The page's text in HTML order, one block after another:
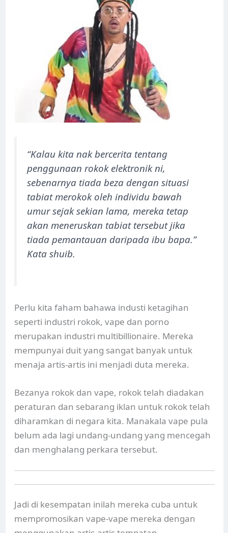
“Kalau kita nak bercerita tentang
penggunaan rokok elektronik ni,
sebenarnya tiada beza dengan situasi
tabiat merokok oleh individu bawah
umur sejak sekian lama, mereka tetap
akan meneruskan tabiat tersebut jika
tiada pemantauan daripada ibu bapa.”
Kata shuib.
Perlu kita faham bahawa industi ketagihan
seperti industri rokok, vape dan porno
merupakan industri multibillionaire. Mereka
mempunyai duit yang sangat banyak untuk
menaja artis-artis ini menjadi duta mereka.
Bezanya rokok dan vape, rokok telah diadakan
peraturan dan sebarang iklan untuk rokok telah
diharamkan di negara kita. Manakala vape pula
belum ada lagi undang-undang yang mencegah
dan menghalang perkara tersebut.
Jadi di kesempatan inilah mereka cuba untuk
mempromosikan vape-vape mereka dengan